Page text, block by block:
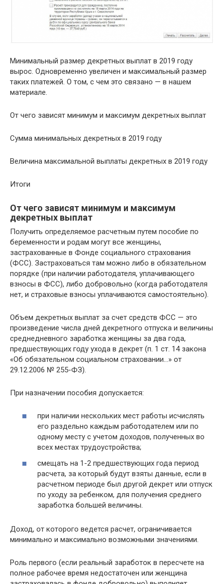
Минимальный размер декретных выплат в 2019 году
вырос. Одновременно увеличен и максимальный размер
таких платежей. О том, с чем это связано — в нашем
материале.
От чего зависят минимум и максимум декретных выплат
Сумма минимальных декретных в 2019 году
Величина максимальной выплаты декретных в 2019 году
Итоги
От чего зависят минимум и максимум
декретных выплат
Получить определяемое расчетным путем пособие по
беременности и родам могут все женщины,
застрахованные в Фонде социального страхования
(ФСС). Застраховаться там можно либо в обязательном
порядке (при наличии работодателя, уплачивающего
взносы в ФСС), либо добровольно (когда работодателя
нет, и страховые взносы уплачиваются самостоятельно).
Объем декретных выплат за счет средств ФСС — это
произведение числа дней декретного отпуска и величины
среднедневного заработка женщины за два года,
предшествующих году ухода в декрет (п. 1 ст. 14 закона
«Об обязательном социальном страховании…» от
29.12.2006 № 255-ФЗ).
При назначении пособия допускается:
при наличии нескольких мест работы исчислять
его раздельно каждым работодателем или по
одному месту с учетом доходов, полученных во
всех местах трудоустройства;
смещать на 1-2 предшествующих года период
расчета, за который будут взяты данные, если в
расчетном периоде был другой декрет или отпуск
по уходу за ребенком, для получения среднего
заработка большей величины.
Доход, от которого ведется расчет, ограничивается
минимально и максимально возможными значениями.
Роль первого (если реальный заработок в пересчете на
полное рабочее время недостаточен или женщина